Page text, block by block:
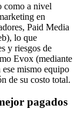
como a nivel
en
Paid Media
lo que
y riesgos de
Evox (mediante
mismo equipo
de su costo total.
pagados